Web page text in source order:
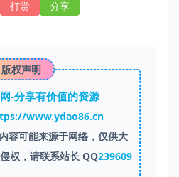
打赏 分享
版权声明
-分享有价值的资源
www.ydao86.cn
容可能来源于网络，仅供大
权，请联系站长 QQ239609